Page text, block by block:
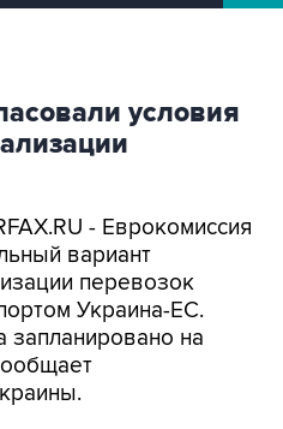
условия
- Еврокомиссия
вариант
перевозок
Украина-ЕС.
запланировано на